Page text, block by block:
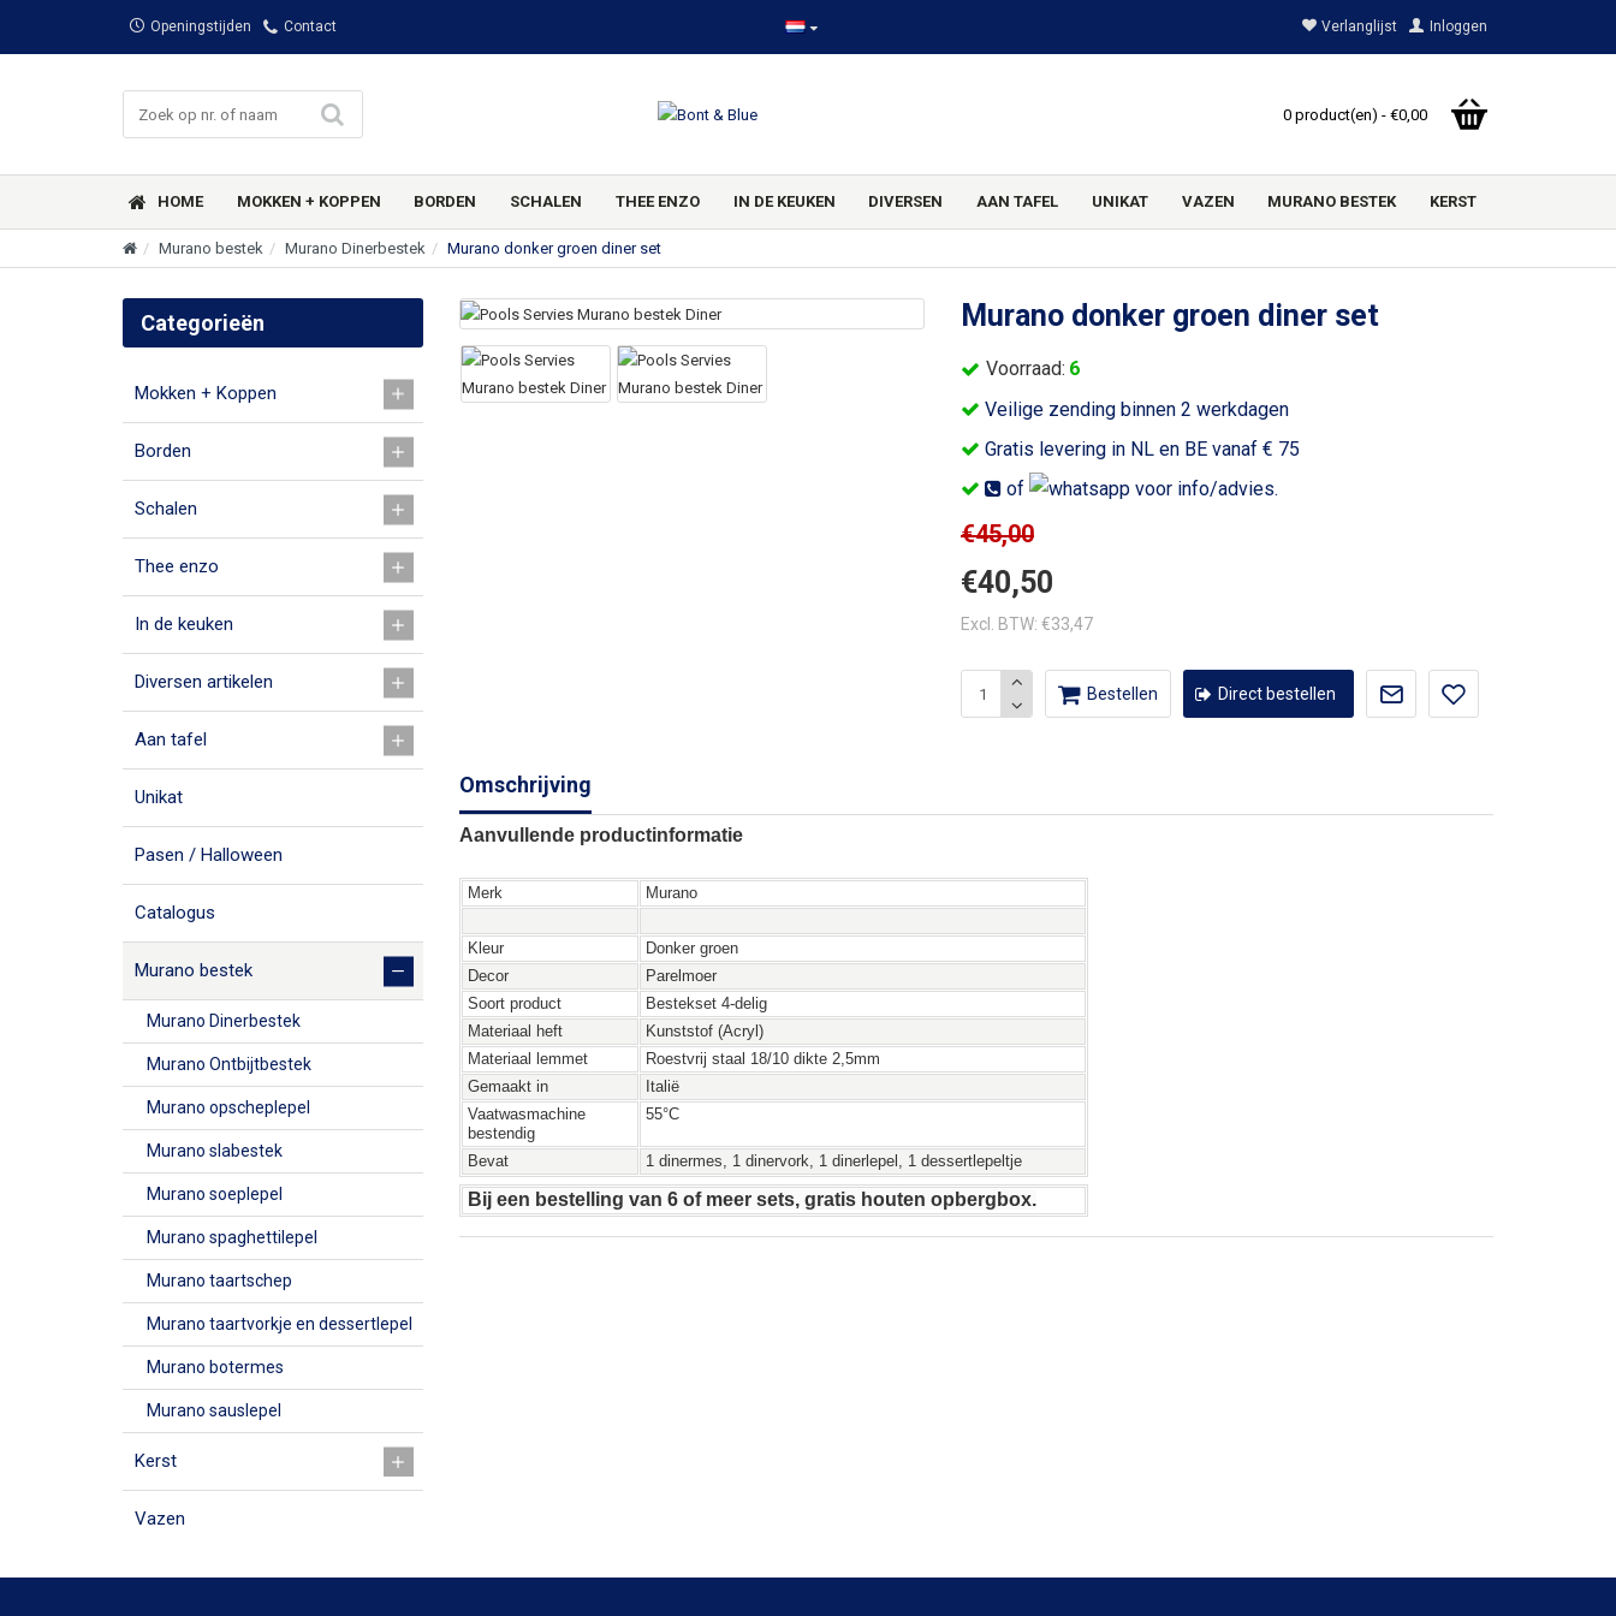
Openingstijden Contact Verlanglijst Inloggen
0 product(en) - €0,00
HOME MOKKEN + KOPPEN BORDEN SCHALEN THEE ENZO IN DE KEUKEN DIVERSEN AAN TAFEL UNIKAT VAZEN MURANO BESTEK KERST
Murano bestek Murano Dinerbestek Murano donker groen diner set
Categorieën
Mokken + Koppen
Borden
Schalen
Thee enzo
In de keuken
Diversen artikelen
Aan tafel
Unikat
Pasen / Halloween
Catalogus
Murano bestek
Murano Dinerbestek
Murano Ontbijtbestek
Murano opscheplepel
Murano slabestek
Murano soeplepel
Murano spaghettilepel
Murano taartschep
Murano taartvorkje en dessertlepel
Murano botermes
Murano sauslepel
Kerst
Vazen
Murano donker groen diner set
Veilige zending binnen 2 werkdagen
Gratis levering in NL en BE vanaf € 75
of
voor info/advies.
Voorraad: 6
€40,50
€45,00
Excl. BTW: €33,47
Bestellen Direct bestellen
Omschrijving
Aanvullende productinformatie
Merk Murano
Kleur
Donker groen
Decor
Parelmoer
Soort product
Bestekset 4-delig
Materiaal heft
Kunststof (Acryl)
Materiaal lemmet
Roestvrij staal 18/10 dikte 2,5mm
Gemaakt in
Italië
Vaatwasmachine
bestendig
55°C
Bevat 1 dinermes, 1 dinervork, 1 dinerlepel, 1 dessertlepeltje
Bij een bestelling van 6 of meer sets, gratis houten opbergbox.